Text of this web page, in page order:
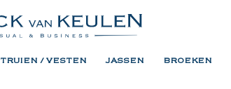
TRUIEN / VESTEN JASSEN BROEKEN